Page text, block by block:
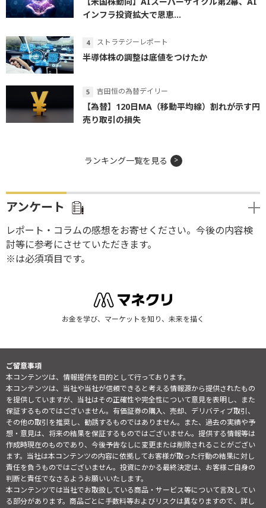
インフラ投資拡大で恩恵...
ストラテジーレポート
半導体株の調整は底値をつけたか
吉田恒の為替デイリー
【為替】120日MA（移動平均線）割れが示す円
売り取引の損失
ランキング一覧を見る
アンケート
レポート・コラムの感想をお寄せください。今後の内容検
討等に参考にさせていただきます。
※は必須項目です。
お金を学び、マーケットを知り、未来を描く
ご留意事項
本コンテンツは、情報提供を目的として行っております。
本コンテンツは、当社や当社が信頼できると考える情報源から提供されたもの
を提供していますが、当社はその正確性や完全性について意見を表明し、また
保証するものではございません。有価証券の購入、売却、デリバティブ取引、
その他の取引を推奨し、勧誘するものではありません。また、過去の実績や予
想・意見は、将来の結果を保証するものではございません。提供する情報等は
作成時現在のものであり、今後予告なしに変更または削除されることがござい
ます。当社は本コンテンツの内容に依拠してお客様が取った行動の結果に対し
責任を負うものではございません。投資にかかる最終決定は、お客様ご自身の
判断と責任でなさるようお願いいたします。
本コンテンツでは当社でお取扱している商品・サービス等について言及してい
る部分があります。商品ごとに手数料等およびリスクは異なりますので、詳し